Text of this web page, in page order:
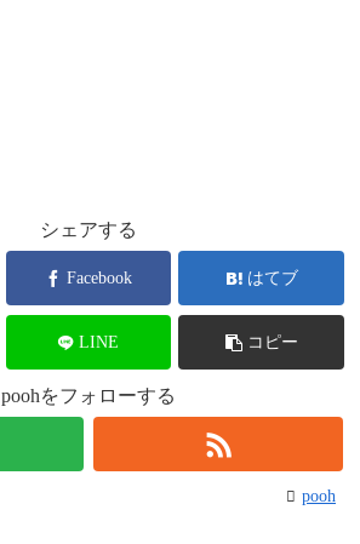
シェアする
Facebook はてブ
LINE コピー
poohをフォローする
pooh